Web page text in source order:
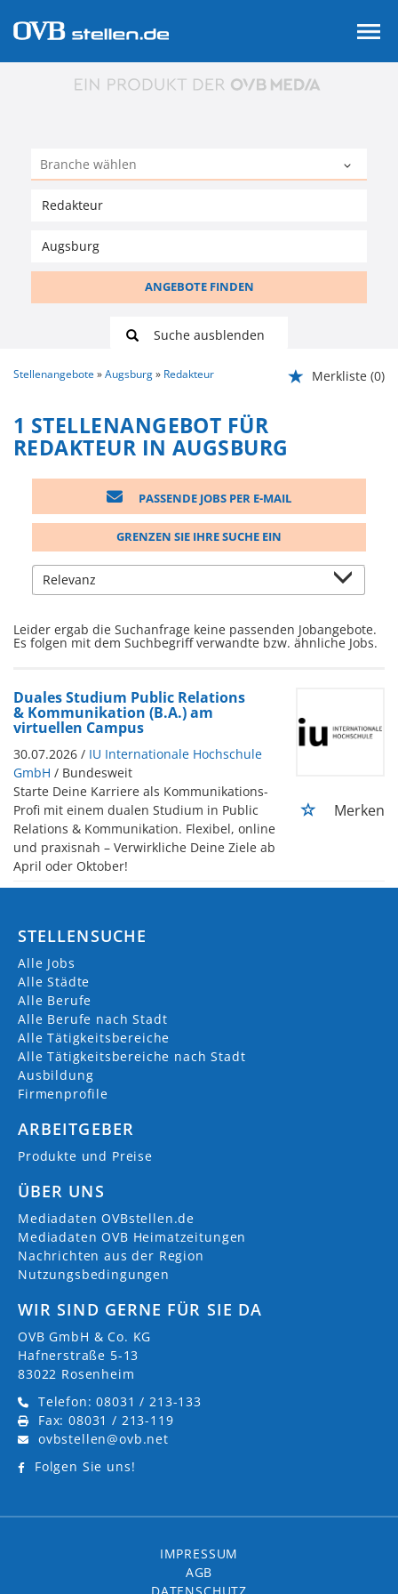
ANGEBOTE FINDEN
Suche ausblenden
Stellenangebote Augsburg Redakteur Merkliste (0)
1 STELLENANGEBOT FÜR
REDAKTEUR IN AUGSBURG
PASSENDE JOBS PER E-MAIL
GRENZEN SIE IHRE SUCHE EIN
Leider ergab die Suchanfrage keine passenden Jobangebote.
Es folgen mit dem Suchbegriff verwandte bzw. ähnliche Jobs.
Duales Studium Public Relations
& Kommunikation (B.A.) am
virtuellen Campus
30.07.2026 / IU Internationale Hochschule
GmbH / Bundesweit
Starte Deine Karriere als Kommunikations-
Profi mit einem dualen Studium in Public
Relations & Kommunikation. Flexibel, online
und praxisnah – Verwirkliche Deine Ziele ab
April oder Oktober!
Merken
STELLENSUCHE
Alle Jobs
Alle Städte
Alle Berufe
Alle Berufe nach Stadt
Alle Tätigkeitsbereiche
Alle Tätigkeitsbereiche nach Stadt
Ausbildung
Firmenprofile
ARBEITGEBER
Produkte und Preise
ÜBER UNS
Mediadaten OVBstellen.de
Mediadaten OVB Heimatzeitungen
Nachrichten aus der Region
Nutzungsbedingungen
WIR SIND GERNE FÜR SIE DA
OVB GmbH & Co. KG
Hafnerstraße 5-13
83022 Rosenheim
Telefon: 08031 / 213-133
Fax: 08031 / 213-119
ovbstellen@ovb.net
Folgen Sie uns!
IMPRESSUM
AGB